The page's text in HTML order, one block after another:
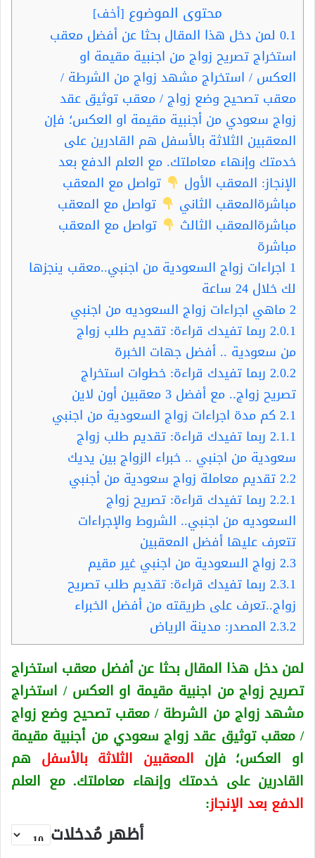
محتوى الموضوع [أخف]
0.1 لمن دخل هذا المقال بحثا عن أفضل معقب
استخراج تصريح زواج من اجنبية مقيمة او
العكس / استخراج مشهد زواج من الشرطة /
معقب تصحيح وضع زواج / معقب توثيق عقد
زواج سعودي من أجنبية مقيمة او العكس؛ فإن
المعقبين الثلاثة بالأسفل هم القادرين على
خدمتك وإنهاء معاملتك. مع العلم الدفع بعد
الإنجاز: المعقب الأول
تواصل مع المعقب
مباشرةالمعقب الثاني
تواصل مع المعقب
مباشرةالمعقب الثالث
تواصل مع المعقب
مباشرة
1 اجراءات زواج السعودية من اجنبي..معقب ينجزها
لك خلال 24 ساعة
2ماهي اجراءات زواج السعوديه من اجنبي
2.0.1 ربما تفيدك قراءة: تقديم طلب زواج
من سعودية .. أفضل جهات الخبرة
2.0.2 ربما تفيدك قراءة: خطوات استخراج
تصريح زواج.. مع أفضل 3 معقبين أون لاين
2.1 كم مدة اجراءات زواج السعودية من اجنبي
2.1.1 ربما تفيدك قراءة: تقديم طلب زواج
سعودية من اجنبي .. خبراء الزواج بين يديك
2.2تقديم معاملة زواج سعودية من أجنبي
2.2.1 ربما تفيدك قراءة: تصريح زواج
السعوديه من اجنبي.. الشروط والإجراءات
تتعرف عليها أفضل المعقبين
2.3 زواج السعودية من اجنبي غير مقيم
2.3.1 ربما تفيدك قراءة: تقديم طلب تصريح
زواج..تعرف على طريقته من أفضل الخبراء
2.3.2 المصدر: مدينة الرياض
لمن دخل هذا المقال بحثا عن أفضل معقب استخراج
تصريح زواج من اجنبية مقيمة او العكس/ استخراج
مشهد زواج من الشرطة / معقب تصحيح وضع زواج
/ معقب توثيق عقد زواج سعودي من أجنبية مقيمة
او العكس؛ فإن المعقبين الثلاثة بالأسفل هم
القادرين على خدمتك وإنهاء معاملتك. مع العلم
الدفع بعد الإنجاز:
أظهر مُدخلات